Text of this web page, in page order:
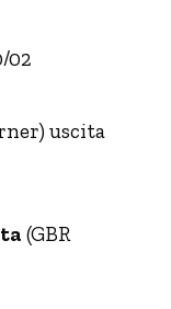
02
uscita
(GBR